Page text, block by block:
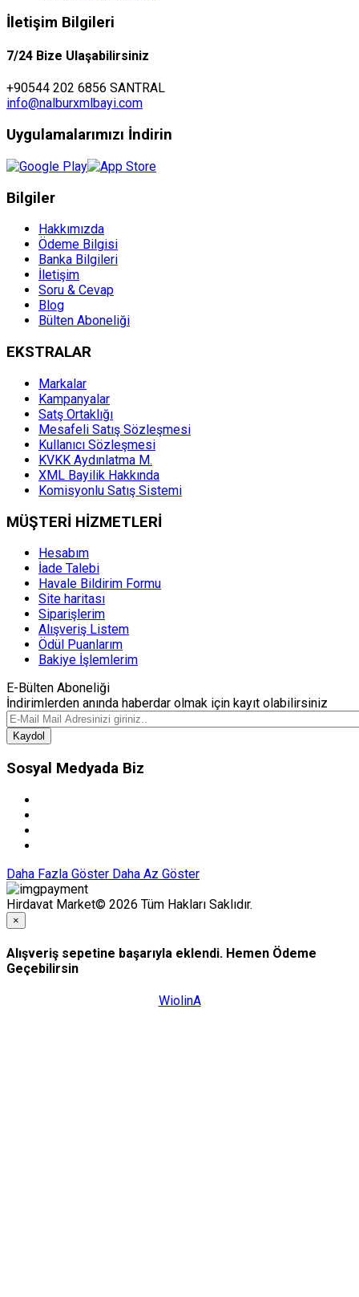
İletişim Bilgileri
7/24 Bize Ulaşabilirsiniz
+90544 202 6856 SANTRAL
info@nalburxmlbayi.com
Uygulamalarımızı İndirin
Bilgiler
Hakkımızda
Ödeme Bilgisi
Banka Bilgileri
İletişim
Soru & Cevap
Blog
Bülten Aboneliği
EKSTRALAR
Markalar
Kampanyalar
Satş Ortaklığı
Mesafeli Satış Sözleşmesi
Kullanıcı Sözleşmesi
KVKK Aydınlatma M.
XML Bayilik Hakkında
Komisyonlu Satış Sistemi
MÜŞTERİ HİZMETLERİ
Hesabım
İade Talebi
Havale Bildirim Formu
Site haritası
Siparişlerim
Alışveriş Listem
Ödül Puanlarım
Bakiye İşlemlerim
E-Bülten Aboneliği
İndirimlerden anında haberdar olmak için kayıt olabilirsiniz
Kaydol
Sosyal Medyada Biz
Daha Fazla Göster Daha Az Göster
Hirdavat Market© 2026 Tüm Hakları Saklıdır.
×
Alışveriş sepetine başarıyla eklendi. Hemen Ödeme
Geçebilirsin
WiolinA